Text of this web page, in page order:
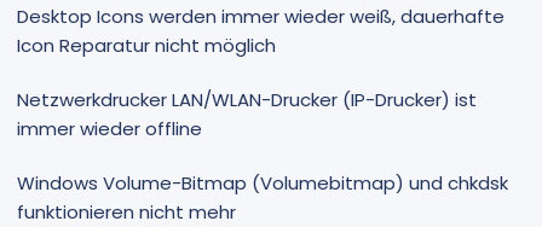
Desktop Icons werden immer wieder weiß, dauerhafte
Icon Reparatur nicht möglich
Netzwerkdrucker LAN/WLAN-Drucker (IP-Drucker) ist
immer wieder offline
Windows Volume-Bitmap (Volumebitmap) und chkdsk
funktionieren nicht mehr